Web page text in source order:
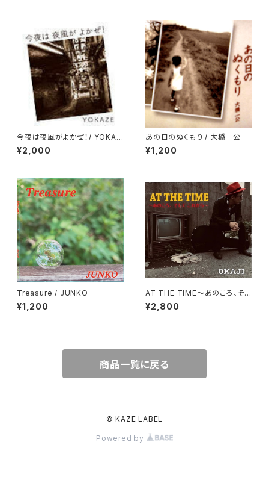
今夜は夜風がよかぜ！/ YOKAZ
E
¥2,000
あの日のぬくもり / 大橋一公
¥1,200
Treasure / JUNKO
¥1,200
AT THE TIME〜あのころ、そし
てこれから〜 / OKAJI
¥2,800
商品一覧に戻る
© KAZE LABEL
Powered by